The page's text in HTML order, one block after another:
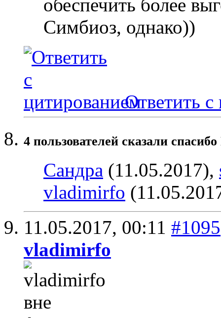
обеспечить более
Симбиоз, однако))
Ответить с
4 пользователей сказали
Сандра (11.05.2017),
vladimirfo
11.05.2017, 00:11 #1095
vladimirfo